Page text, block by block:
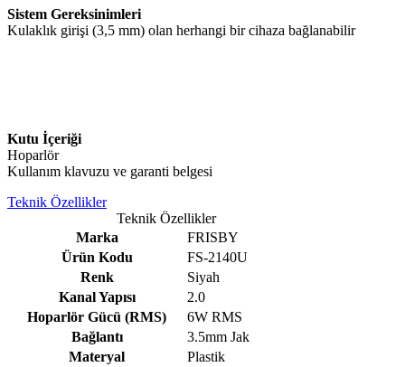
Sistem Gereksinimleri
Kulaklık girişi (3,5 mm) olan herhangi bir cihaza bağlanabilir
Kutu İçeriği
Hoparlör
Kullanım klavuzu ve garanti belgesi
Teknik Özellikler
Teknik Özellikler
Marka
FRISBY
Ürün Kodu
FS-2140U
Renk
Siyah
Kanal Yapısı
2.0
Hoparlör Gücü (RMS)
6W RMS
Bağlantı
3.5mm Jak
Materyal
Plastik